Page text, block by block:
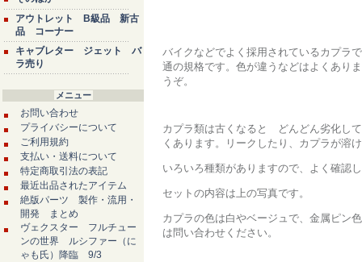
アウトレット B級品 新古
品 コーナー
キャブレター ジェット バ
ラ売り
メニュー
お問い合わせ
プライバシーについて
ご利用規約
支払い・送料について
特定商取引法の表記
最近出品されたアイテム
絶版パーツ 製作・流用・
開発 まとめ
ヴェクスター フルチュー
ンの世界 ルシファー（に
ゃも氏）降臨 9/3
バイクなどでよく採用されているカプラ
通の規格です。色が違うなどはよくあり
うぞ。
カプラ類は古くなると どんどん劣化し
くあります。リークしたり、カプラが
いろいろ種類がありますので、よく確認
セットの内容は上の写真です。
カプラの色は白やベージュで、金属ピン
は問い合わせください。